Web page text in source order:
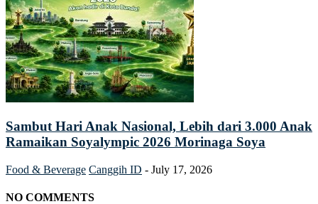
Sambut Hari Anak Nasional, Lebih dari 3.000 Anak
Ramaikan Soyalympic 2026 Morinaga Soya
Food & Beverage Canggih ID - July 17, 2026
NO COMMENTS